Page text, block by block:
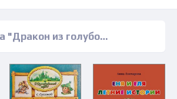
- Нина Блазон" книги читать бесплатно полные версии